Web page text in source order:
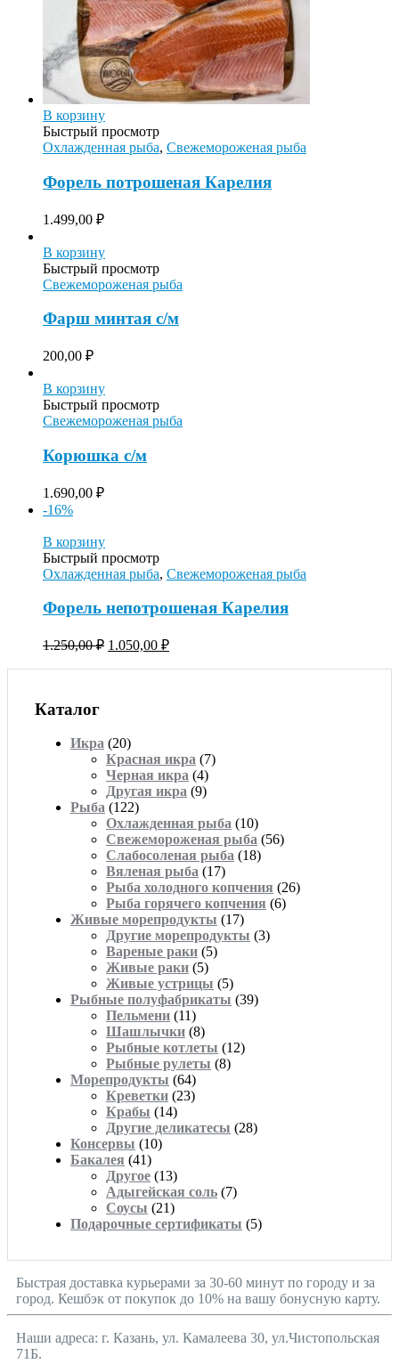
В корзину
Быстрый просмотр
Охлажденная рыба, Свежемороженая рыба
Форель потрошеная Карелия
1.499,00 ₽
В корзину
Быстрый просмотр
Свежемороженая рыба
Фарш минтая с/м
200,00 ₽
В корзину
Быстрый просмотр
Свежемороженая рыба
Корюшка с/м
1.690,00 ₽
-16%
В корзину
Быстрый просмотр
Охлажденная рыба, Свежемороженая рыба
Форель непотрошеная Карелия
1.250,00₽ 1.050,00 ₽
Каталог
Икра (20)
Красная икра (7)
Черная икра (4)
Другая икра (9)
Рыба (122)
Охлажденная рыба (10)
Свежемороженая рыба (56)
Слабосоленая рыба (18)
Вяленая рыба (17)
Рыба холодного копчения (26)
Рыба горячего копчения (6)
Живые морепродукты (17)
Другие морепродукты (3)
Вареные раки (5)
Живые раки (5)
Живые устрицы (5)
Рыбные полуфабрикаты (39)
Пельмени (11)
Шашлычки (8)
Рыбные котлеты (12)
Рыбные рулеты (8)
Морепродукты (64)
Креветки (23)
Крабы (14)
Другие деликатесы (28)
Консервы (10)
Бакалея (41)
Другое (13)
Адыгейская соль (7)
Соусы (21)
Подарочные сертификаты (5)
Быстрая доставка курьерами за 30-60 минут по городу и за
город. Кешбэк от покупок до 10% на вашу бонусную карту.
Наши адреса: г. Казань, ул. Камалеева 30, ул.Чистопольская
71Б.